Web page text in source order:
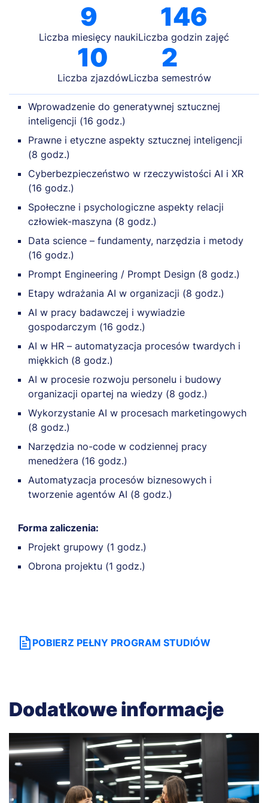
9
Liczba miesięcy nauki
146
Liczba godzin zajęć
10
Liczba zjazdów
2
Liczba semestrów
Wprowadzenie do generatywnej sztucznej
inteligencji (16 godz.)
Prawne i etyczne aspekty sztucznej inteligencji
(8 godz.)
Cyberbezpieczeństwo w rzeczywistości AI i XR
(16 godz.)
Społeczne i psychologiczne aspekty relacji
człowiek-maszyna (8 godz.)
Data science – fundamenty, narzędzia i metody
(16 godz.)
Prompt Engineering / Prompt Design (8 godz.)
Etapy wdrażania AI w organizacji (8 godz.)
AI w pracy badawczej i wywiadzie
gospodarczym (16 godz.)
AI w HR – automatyzacja procesów twardych i
miękkich (8 godz.)
AI w procesie rozwoju personelu i budowy
organizacji opartej na wiedzy (8 godz.)
Wykorzystanie AI w procesach marketingowych
(8 godz.)
Narzędzia no-code w codziennej pracy
menedżera (16 godz.)
Automatyzacja procesów biznesowych i
tworzenie agentów AI (8 godz.)
Forma zaliczenia:
Projekt grupowy (1 godz.)
Obrona projektu (1 godz.)
POBIERZ PEŁNY PROGRAM STUDIÓW
Dodatkowe informacje